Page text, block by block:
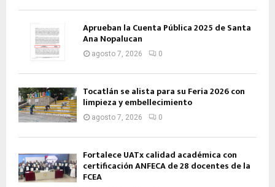
Aprueban la Cuenta Pública 2025 de Santa
Ana Nopalucan
agosto 7, 2026 0
Tocatlán se alista para su Feria 2026 con
limpieza y embellecimiento
agosto 7, 2026 0
Fortalece UATx calidad académica con
certificación ANFECA de 28 docentes de la
FCEA